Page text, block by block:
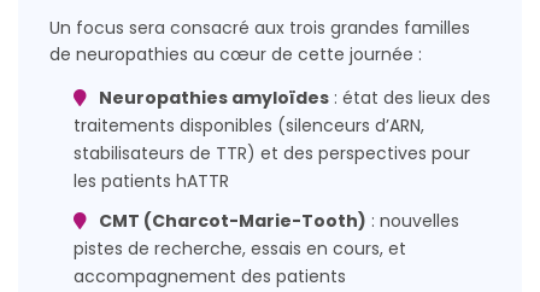
Un focus sera consacré aux trois grandes familles
de neuropathies au cœur de cette journée :
Neuropathies amyloïdes : état des lieux des
traitements disponibles (silenceurs d’ARN,
stabilisateurs de TTR) et des perspectives pour
les patients hATTR
CMT (Charcot-Marie-Tooth) : nouvelles
pistes de recherche, essais en cours, et
accompagnement des patients